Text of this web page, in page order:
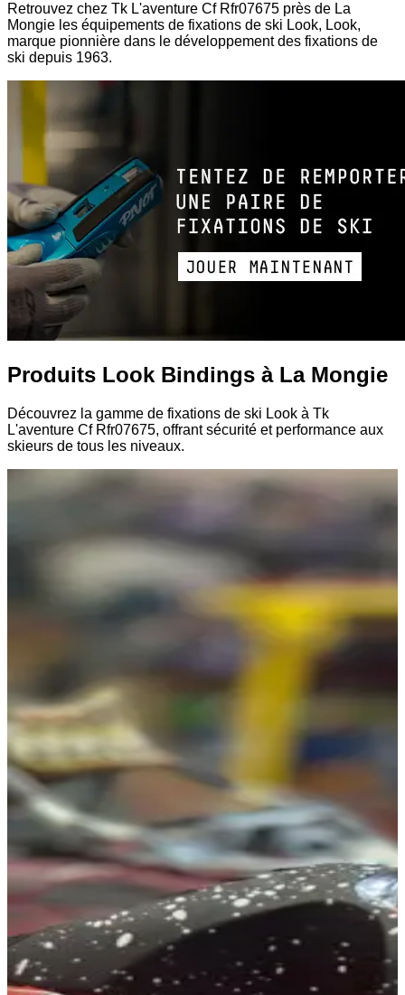
Retrouvez chez Tk L'aventure Cf Rfr07675 près de La
Mongie les équipements de fixations de ski Look, Look,
marque pionnière dans le développement des fixations de
ski depuis 1963.
Produits Look Bindings à La Mongie
Découvrez la gamme de fixations de ski Look à Tk
L'aventure Cf Rfr07675, offrant sécurité et performance aux
skieurs de tous les niveaux.